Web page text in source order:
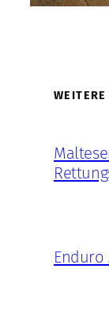
WEITERE
Enduro